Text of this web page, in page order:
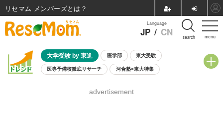
menu
Language
JP / CN search
大学受験 by 東進 医学部 東大受験
医専予備校徹底リサーチ 河合塾×東大特集
8月開催学校説明会・相談会
advertisement
リセマム メンバーズ